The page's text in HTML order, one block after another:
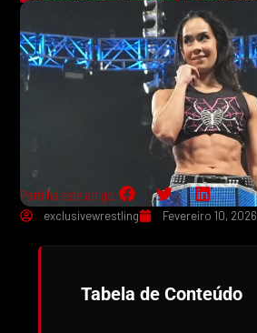
Partilha este artigo:
exclusivewrestling
Fevereiro 10, 2026
Tabela de Conteúdo